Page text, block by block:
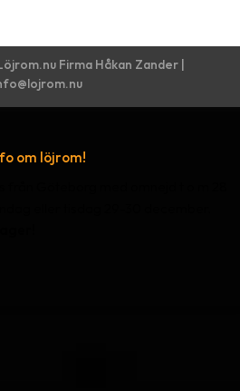
Firma Håkan Zander |
om löjrom!